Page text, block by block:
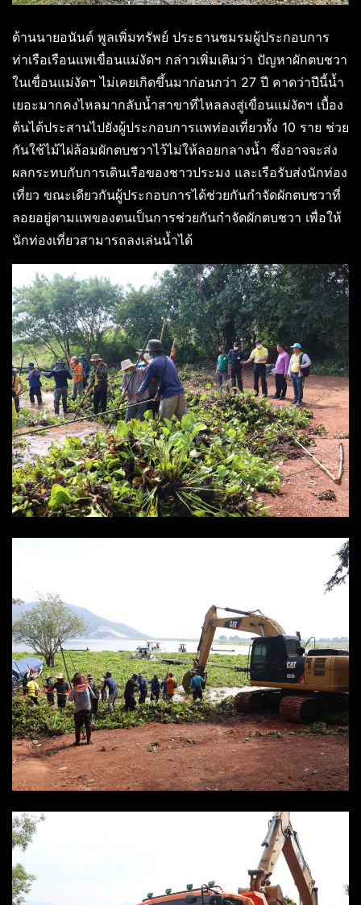
ด้านนายอนันต์ พูลเพิ่มทรัพย์ ประธานชมรมผู้ประกอบการ
ท่าเรือเรือนแพเขื่อนแม่งัดฯ กล่าวเพิ่มเติมว่า ปัญหาผักตบชวา
ในเขื่อนแม่งัดฯ ไม่เคยเกิดขึ้นมาก่อนกว่า 27 ปี คาดว่าปีนี้น้ำ
เยอะมากคงไหลมากลับน้ำสาขาที่ไหลลงสู่เขื่อนแม่งัดฯ เบื้อง
ต้นได้ประสานไปยังผู้ประกอบการแพท่องเที่ยวทั้ง 10 ราย ช่วย
กันใช้ไม้ไผ่ล้อมผักตบชวาไว้ไม่ให้ลอยกลางน้ำ ซึ่งอาจจะส่ง
ผลกระทบกับการเดินเรือของชาวประมง และเรือรับส่งนักท่อง
เที่ยว ขณะเดียวกันผู้ประกอบการได้ช่วยกันกำจัดผักตบชวาที่
ลอยอยู่ตามแพของตนเป็นการช่วยกันกำจัดผักตบชวา เพื่อให้
นักท่องเที่ยวสามารถลงเล่นน้ำได้